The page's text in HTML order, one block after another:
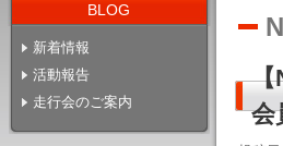
BLOG
新着情報
活動報告
走行会のご案内
【
会